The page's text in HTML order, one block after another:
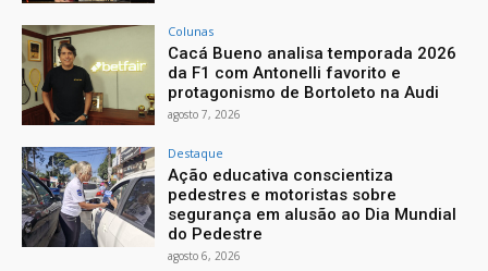
Colunas
Cacá Bueno analisa temporada 2026
da F1 com Antonelli favorito e
protagonismo de Bortoleto na Audi
agosto 7, 2026
Destaque
Ação educativa conscientiza
pedestres e motoristas sobre
segurança em alusão ao Dia Mundial
do Pedestre
agosto 6, 2026